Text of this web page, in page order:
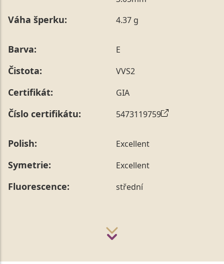
sdělit během jejího telefonického ověření, které z naší
Pro sdělení skladové velikosti tohoto konkrétního
Váha šperku: 4.37 g
Barva: E
Čistota: VVS2
Certifikát: GIA
Číslo certifikátu: 5473119759
Polish: Excellent
Symetrie: Excellent
Fluorescence: střední